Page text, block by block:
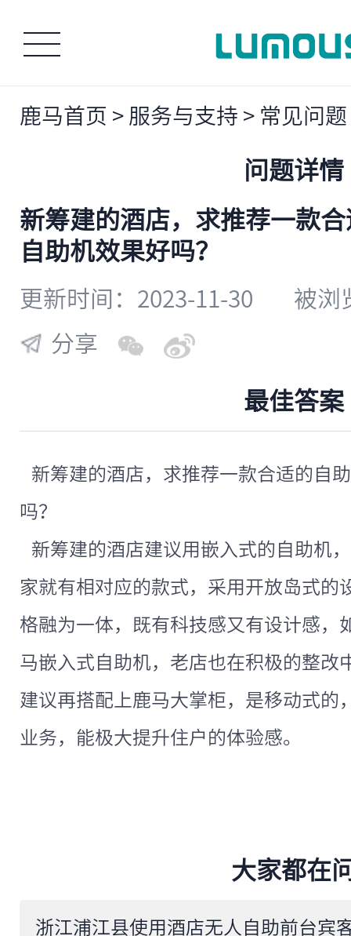
鹿马首页 > 服务与支持 > 常见问题
问题详情
新筹建的酒店，求推荐一款
自助机效果好吗？
更新时间：2023-11-30
被浏
分享
最佳答案
新筹建的酒店，求推荐一款合适的自
吗？
新筹建的酒店建议用嵌入式的自助机
家就有相对应的款式，采用开放岛式的
格融为一体，既有科技感又有设计感，
马嵌入式自助机，老店也在积极的整改
建议再搭配上鹿马大掌柜，是移动式的
业务，能极大提升住户的体验感。
大家都在